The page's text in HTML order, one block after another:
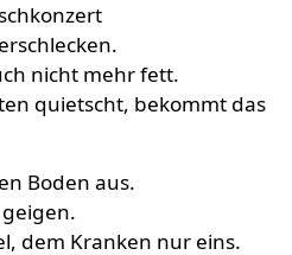
nicht mehr fett.
quietscht, bekommt das
Boden aus.
dem Kranken nur eins.